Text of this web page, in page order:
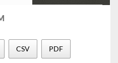
CSV PDF